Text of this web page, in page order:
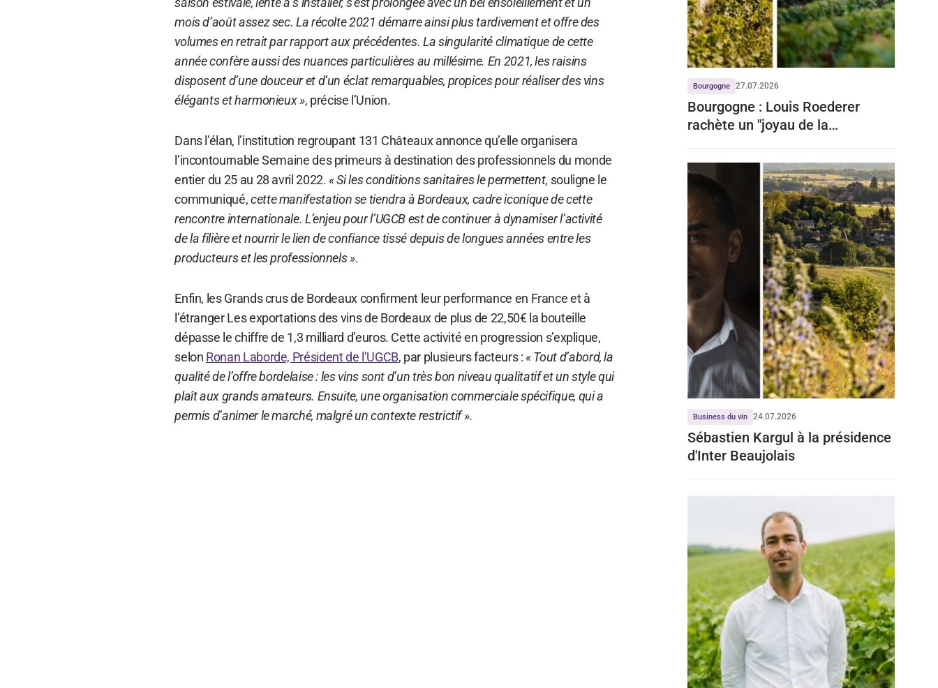
mois d’août assez sec. La récolte 2021 démarre ainsi plus tardivement et offre des
volumes en retrait par rapport aux précédentes. La singularité climatique de cette
année confère aussi des nuances particulières au millésime. En 2021, les raisins
disposent d’une douceur et d’un éclat remarquables, propices pour réaliser des vins
élégants et harmonieux », précise l’Union.
Dans l’élan, l’institution regroupant 131 Châteaux annonce qu’elle organisera
l’incontournable Semaine des primeurs à destination des professionnels du monde
entier du 25 au 28 avril 2022.« Si les conditions sanitaires le permettent, souligne le
communiqué,cette manifestation se tiendra à Bordeaux, cadre iconique de cette
rencontre internationale. L’enjeu pour l’UGCB est de continuer à dynamiser l’activité
de la filière et nourrir le lien de confiance tissé depuis de longues années entre les
producteurs et les professionnels ».
Enfin, les Grands crus de Bordeaux confirment leur performance en France et à
l’étranger Les exportations des vins de Bordeaux de plus de 22,50€ la bouteille
dépasse le chiffre de 1,3 milliard d’euros. Cette activité en progression s’explique,
selon Ronan Laborde, Président de l’UGCB, par plusieurs facteurs :« Tout d’abord, la
qualité de l’offre bordelaise : les vins sont d’un très bon niveau qualitatif et un style qui
plaît aux grands amateurs. Ensuite, une organisation commerciale spécifique, qui a
permis d’animer le marché, malgré un contexte restrictif ».
Bourgogne 27.07.2026
Bourgogne : Louis Roederer
rachète un "joyau de la
Business du vin 24.07.2026
Sébastien Kargul à la présidence
d'Inter Beaujolais